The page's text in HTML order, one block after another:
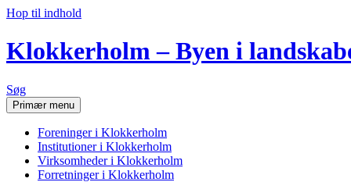
Hop til indhold
Klokkerholm – Byen i
Søg
Primær menu
Foreninger i Klokkerholm
Institutioner i Klokkerholm
Virksomheder i Klokkerholm
Forretninger i Klokkerholm